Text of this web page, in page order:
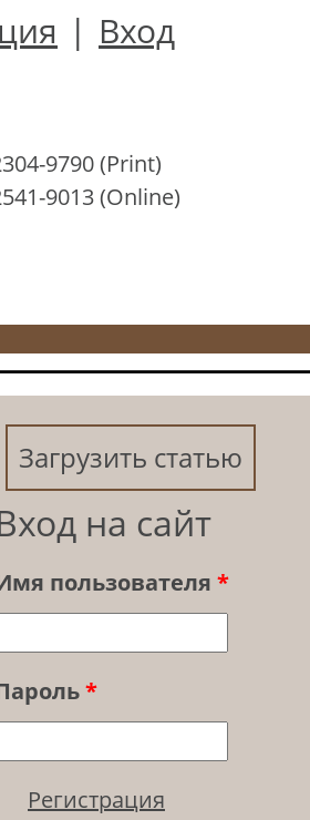
| Вход
9790 (Print)
9013 (Online)
Загрузить статью
на сайт
пользователя *
*
Регистрация